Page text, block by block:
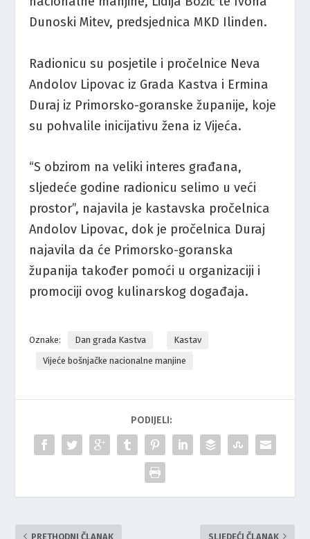
Dunoski Mitev, predsjednica MKD Ilinden.
Radionicu su posjetile i pročelnice Neva
Andolov Lipovac iz Grada Kastva i Ermina
Duraj iz Primorsko-goranske županije, koje
su pohvalile inicijativu žena iz Vijeća.
“S obzirom na veliki interes građana,
sljedeće godine radionicu selimo u veći
prostor”, najavila je kastavska pročelnica
Andolov Lipovac, dok je pročelnica Duraj
najavila da će Primorsko-goranska
županija također pomoći u organizaciji i
promociji ovog kulinarskog događaja.
Oznake: Dan grada Kastva
Kastav
Vijeće bošnjačke nacionalne manjine
PODIJELI:
PRETHODNI ČLANAK SLJEDEĆI ČLANAK